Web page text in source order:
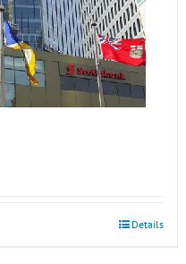
Details